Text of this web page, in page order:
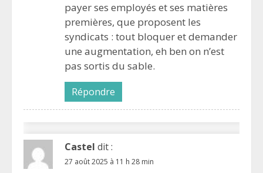
payer ses employés et ses matières
premières, que proposent les
syndicats : tout bloquer et demander
une augmentation, eh ben on n’est
pas sortis du sable.
Répondre
Castel dit :
27 août 2025 à 11 h 28 min